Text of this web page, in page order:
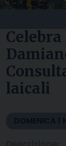
Celebra
laicali
DOMENICA 1